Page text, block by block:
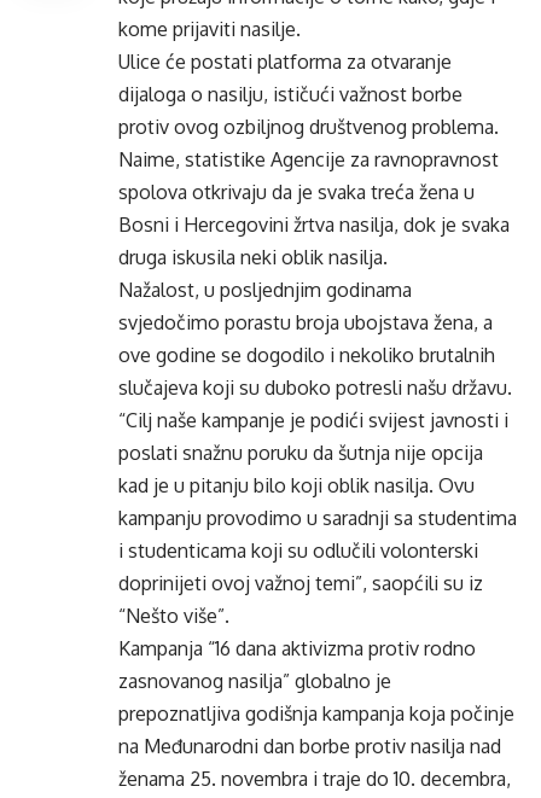
kome prijaviti nasilje.
Ulice će postati platforma za otvaranje
dijaloga o nasilju, ističući važnost borbe
protiv ovog ozbiljnog društvenog problema.
Naime, statistike Agencije za ravnopravnost
spolova otkrivaju da je svaka treća žena u
Bosni i Hercegovini žrtva nasilja, dok je svaka
druga iskusila neki oblik nasilja.
Nažalost, u posljednjim godinama
svjedočimo porastu broja ubojstava žena, a
ove godine se dogodilo i nekoliko brutalnih
slučajeva koji su duboko potresli našu državu.
“Cilj naše kampanje je podići svijest javnosti i
poslati snažnu poruku da šutnja nije opcija
kad je u pitanju bilo koji oblik nasilja. Ovu
kampanju provodimo u saradnji sa studentima
i studenticama koji su odlučili volonterski
doprinijeti ovoj važnoj temi”, saopćili su iz
“Nešto više”.
Kampanja “16 dana aktivizma protiv rodno
zasnovanog nasilja” globalno je
prepoznatljiva godišnja kampanja koja počinje
na Međunarodni dan borbe protiv nasilja nad
ženama 25. novembra i traje do 10. decembra,